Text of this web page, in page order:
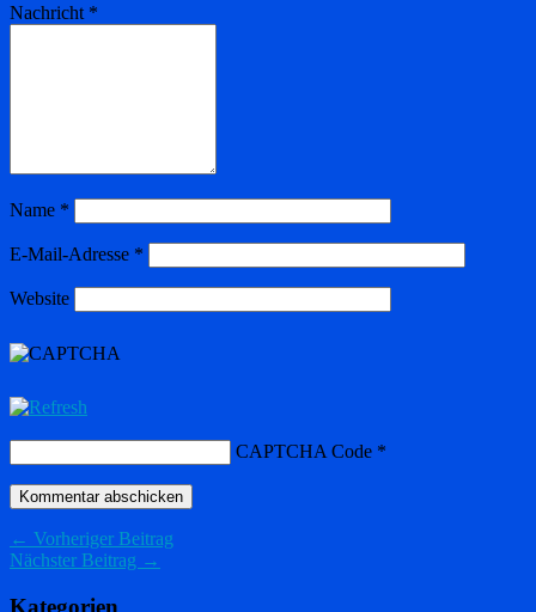
Nachricht *
Name *
E-Mail-Adresse *
Website
CAPTCHA Code *
← Vorheriger Beitrag
Nächster Beitrag →
Kategorien